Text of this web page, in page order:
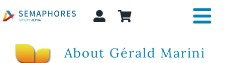
to
content
Expertise et conseil
About Gérald Marini